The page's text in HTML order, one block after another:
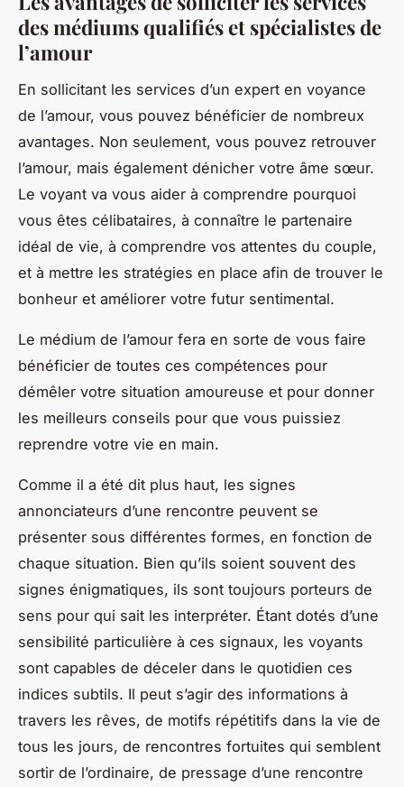
des médiums qualifiés et spécialistes de
l’amour
En sollicitant les services d’un expert en voyance
de l’amour, vous pouvez bénéficier de nombreux
avantages. Non seulement, vous pouvez retrouver
l’amour, mais également dénicher votre âme sœur.
Le voyant va vous aider à comprendre pourquoi
vous êtes célibataires, à connaître le partenaire
idéal de vie, à comprendre vos attentes du couple,
et à mettre les stratégies en place afin de trouver le
bonheur et améliorer votre futur sentimental.
Le médium de l’amour fera en sorte de vous faire
bénéficier de toutes ces compétences pour
démêler votre situation amoureuse et pour donner
les meilleurs conseils pour que vous puissiez
reprendre votre vie en main.
Comme il a été dit plus haut, les signes
annonciateurs d’une rencontre peuvent se
présenter sous différentes formes, en fonction de
chaque situation. Bien qu’ils soient souvent des
signes énigmatiques, ils sont toujours porteurs de
sens pour qui sait les interpréter. Étant dotés d’une
sensibilité particulière à ces signaux, les voyants
sont capables de déceler dans le quotidien ces
indices subtils. Il peut s’agir des informations à
travers les rêves, de motifs répétitifs dans la vie de
tous les jours, de rencontres fortuites qui semblent
sortir de l’ordinaire, de pressage d’une rencontre